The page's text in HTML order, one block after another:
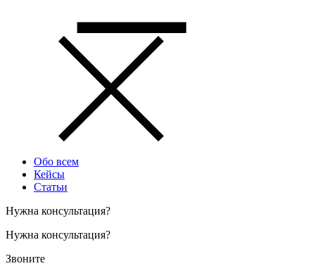
Обо всем
Кейсы
Статьи
Нужна консультация?
Нужна консультация?
Звоните